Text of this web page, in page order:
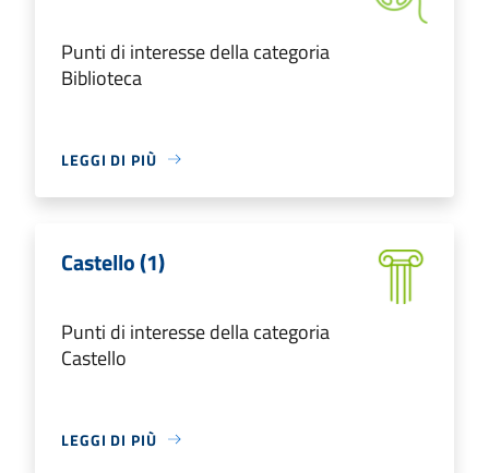
Punti di interesse della categoria
Biblioteca
LEGGI DI PIÙ
Castello (1)
Punti di interesse della categoria
Castello
LEGGI DI PIÙ